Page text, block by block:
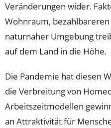
Veränderungen wider.
Wohnraum,
naturnaher Umgebung
auf dem Land in die Höhe.
Die Pandemie hat diesen
die Verbreitung von
Arbeitszeitmodellen
an Attraktivität für